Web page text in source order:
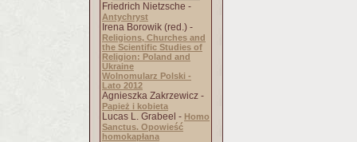
Friedrich Nietzsche -
Antychryst
Irena Borowik (red.) -
Religions, Churches and
the Scientific Studies of
Religion: Poland and
Ukraine
Wolnomularz Polski -
Lato 2012
Agnieszka Zakrzewicz -
Papież i kobieta
Lucas L. Grabeel - Homo
Sanctus. Opowieść
homokapłana